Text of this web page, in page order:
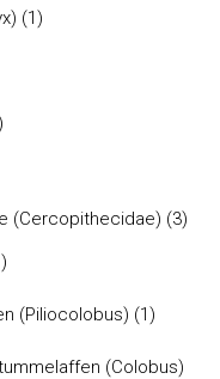
(1)
(Cercopithecidae) (3)
(Piliocolobus) (1)
(Colobus)